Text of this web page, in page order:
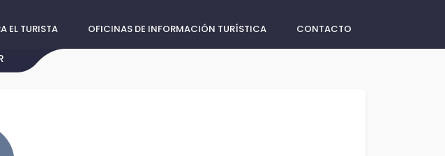
EL TURISTA OFICINAS DE INFORMACIÓN TURÍSTICA CONTACTO